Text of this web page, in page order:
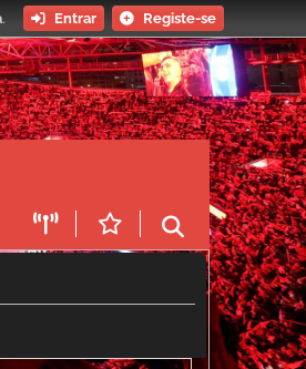
. Entrar Registe-se